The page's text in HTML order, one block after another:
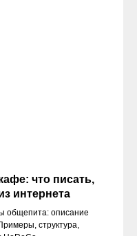
что писать,
интернета
общепита: описание
структура,